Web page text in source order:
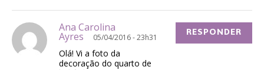
Ana Carolina
Ayres 05/04/2016 - 23h31
Olá! Vi a foto da
decoração do quarto de
RESPONDER